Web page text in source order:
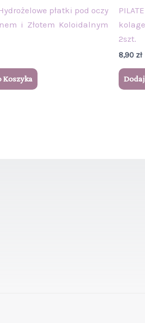
płatki pod oczy
i Złotem Koloidalnym
Koszyka
2szt.
8,90 zł